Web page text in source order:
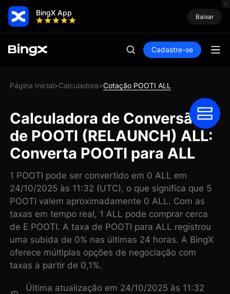
BingX App Baixar
Cadastre-se
Página Inicial>Calculadora>Cotação POOTI ALL
Calculadora de Conversão
de POOTI (RELAUNCH) ALL:
Converta POOTI para ALL
1 POOTI pode ser convertido em 0 ALL em
24/10/2025 às 11:32 (UTC), o que significa que 5
POOTI valem aproximadamente 0 ALL. Com as
taxas em tempo real, 1 ALL pode comprar cerca
de E POOTI. A taxa de POOTI para ALL registrou
uma subida de 0% nas últimas 24 horas. A BingX
oferece múltiplas opções de negociação com
taxas a partir de 0,1%.
Última atualização em 24/10/2025 às 11:32